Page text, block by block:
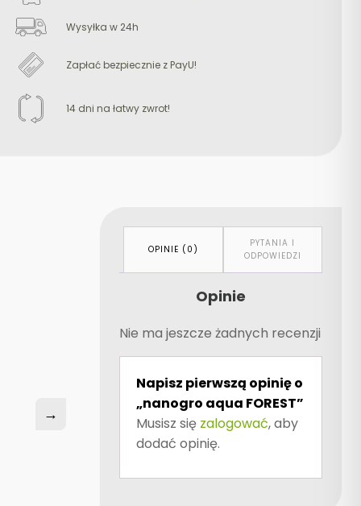
Wysyłka w 24h
Zapłać bezpiecznie z PayU!
14 dni na łatwy zwrot!
OPINIE (0)
PYTANIA I
ODPOWIEDZI
Opinie
Nie ma jeszcze żadnych recenzji
Napisz pierwszą opinię o
„nanogro aqua FOREST”
Musisz się zalogować, aby
dodać opinię.
→
→